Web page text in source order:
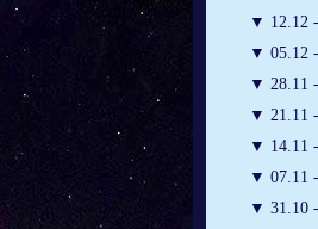
▼ 12.12
▼ 05.12
▼ 28.11
▼ 21.11
▼ 14.11
▼ 07.11
▼ 31.10